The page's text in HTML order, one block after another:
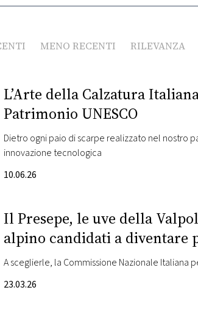
MENO RECENTI RILEVANZA
L’Arte della Calzatura
Patrimonio UNESCO
Dietro ogni paio di scarpe realizzato nel nostro
innovazione tecnologica
10.06.26
Il Presepe, le uve della
alpino candidati a diventare
A sceglierle, la Commissione Nazionale Italiana
23.03.26